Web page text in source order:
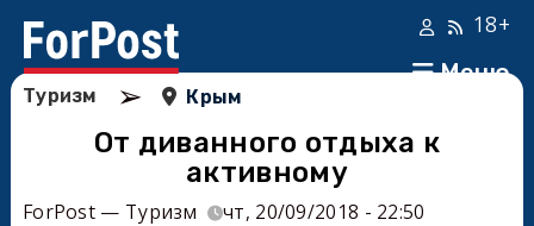
Меню
18+
Туризм ➢ Крым
От диванного отдыха к
активному
ForPost — Туризм чт, 20/09/2018 - 22:50